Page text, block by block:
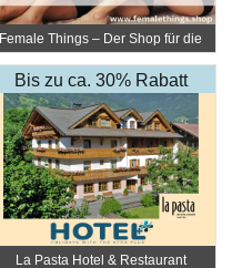
Female Things – Der Shop für die
Bis zu ca. 30% Rabatt
La Pasta Hotel & Restaurant